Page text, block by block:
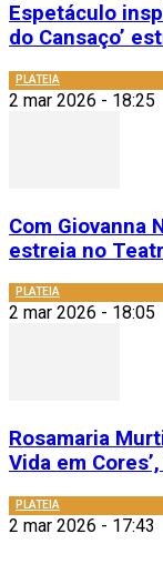
Espetáculo
do Cansaço’
PLATEIA
2 mar 2026 - 18:25
Com Giovanna
estreia no
PLATEIA
2 mar 2026 - 18:05
Rosamaria
Vida em
PLATEIA
2 mar 2026 - 17:43